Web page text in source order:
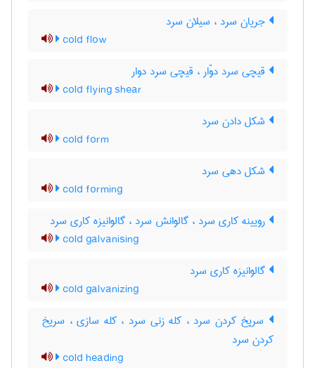
جریان سرد ، سیلان سرد
cold flow
قیچی سرد دوّار ، قیچی سرد دوار
cold flying shear
شکل دادن سرد
cold form
شکل دهی سرد
cold forming
رویینه کاری سرد ، گالوانش سرد ، گالوانیزه کاری سرد
cold galvanising
گالوانیزه کاری سرد
cold galvanizing
سرپخ کردن سرد ، کله زنی سرد ، کله سازی ، سریخ
کردن سرد
cold heading